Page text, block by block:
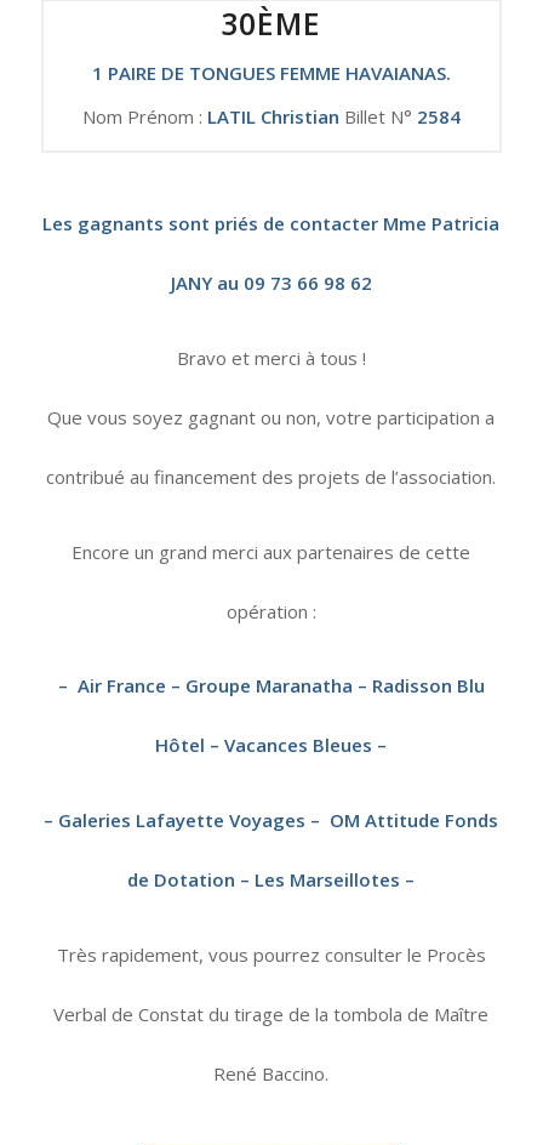
30ÈME
1 PAIRE DE TONGUES FEMME HAVAIANAS.
Nom Prénom : LATIL Christian Billet N° 2584
Les gagnants sont priés de contacter Mme Patricia
JANY au 09 73 66 98 62
Bravo et merci à tous !
Que vous soyez gagnant ou non, votre participation a
contribué au financement des projets de l’association.
Encore un grand merci aux partenaires de cette
opération :
– Air France – Groupe Maranatha – Radisson Blu
Hôtel –Vacances Bleues –
– Galeries Lafayette Voyages – OM Attitude Fonds
de Dotation – Les Marseillotes –
Très rapidement, vous pourrez consulter le Procès
Verbal de Constat du tirage de la tombola de Maître
René Baccino.